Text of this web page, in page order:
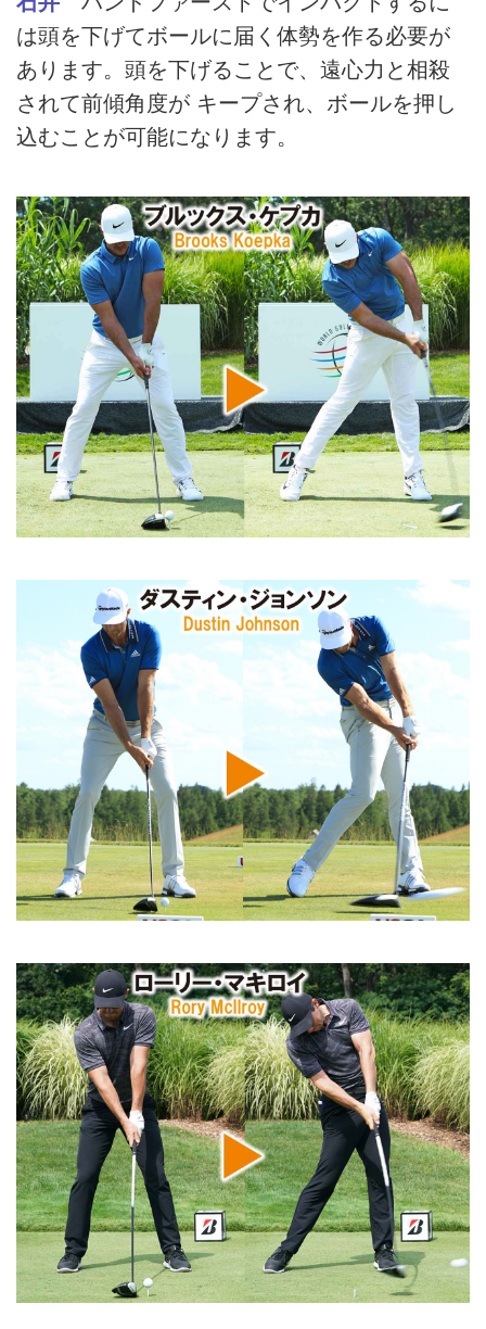
は頭を下げてボールに届く体勢を作る必要が
あります。頭を下げることで、遠心力と相殺
されて前傾角度が キープされ、ボールを押し
込むことが可能になります。